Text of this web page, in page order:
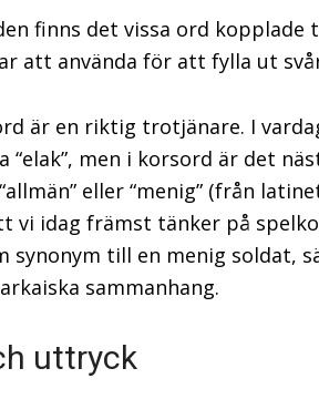
finns det vissa ord kopplade
att använda för att fylla ut
är en riktig trotjänare. I
“elak”, men i korsord är det
eller “menig” (från
vi idag främst tänker på
synonym till en menig soldat,
sammanhang.
uttryck